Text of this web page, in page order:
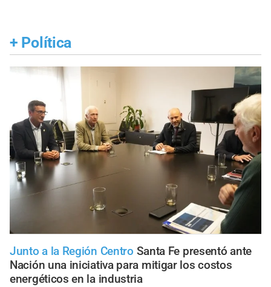
+ Política
Junto a la Región Centro Santa Fe presentó ante
Nación una iniciativa para mitigar los costos
energéticos en la industria